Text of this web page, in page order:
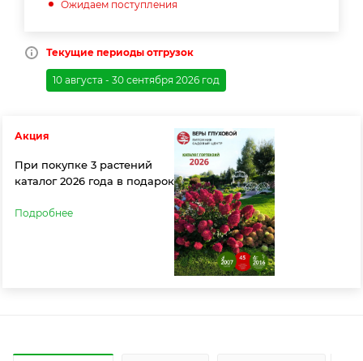
Ожидаем поступления
Текущие периоды отгрузок
10 августа - 30 сентября 2026 год
Акция
При покупке 3 растений
каталог 2026 года в подарок
Подробнее